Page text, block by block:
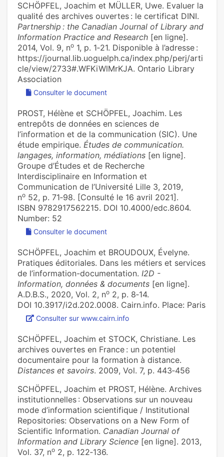
SCHÖPFEL, Joachim et MÜLLER, Uwe. Evaluer la
qualité des archives ouvertes : le certificat DINI.
Partnership : the Canadian Journal of Library and
Information Practice and Research [en ligne].
2014, Vol. 9, no 1, p. 1‑21. Disponible à l’adresse :
https://journal.lib.uoguelph.ca/index.php/perj/arti
cle/view/2733#.WFKiWlMrKJA. Ontario Library
Association
Consulter le document
PROST, Hélène et SCHÖPFEL, Joachim. Les
entrepôts de données en sciences de
l’information et de la communication (SIC). Une
étude empirique. Études de communication.
langages, information, médiations [en ligne].
Groupe d’Études et de Recherche
Interdisciplinaire en Information et
Communication de l’Université Lille 3, 2019,
no 52, p. 71‑98. [Consulté le 16 avril 2021].
ISBN 9782917562215. DOI 10.4000/edc.8604.
Number: 52
Consulter le document
SCHÖPFEL, Joachim et BROUDOUX, Évelyne.
Pratiques éditoriales. Dans les métiers et services
de l’information-documentation. I2D -
Information, données & documents [en ligne].
A.D.B.S., 2020, Vol. 2, no 2, p. 8‑14.
DOI 10.3917/i2d.202.0008. Cairn.info. Place: Paris
Consulter sur www.cairn.info
SCHÖPFEL, Joachim et STOCK, Christiane. Les
archives ouvertes en France : un potentiel
documentaire pour la formation à distance.
Distances et savoirs. 2009, Vol. 7, p. 443‑456
SCHÖPFEL, Joachim et PROST, Hélène. Archives
institutionnelles : Observations sur un nouveau
mode d’information scientifique / Institutional
Repositories: Observations on a New Form of
Scientific Information. Canadian Journal of
Information and Library Science [en ligne]. 2013,
Vol. 37, no 2, p. 122‑136.